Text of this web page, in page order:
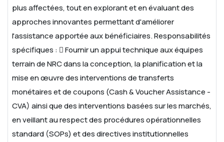
plus affectées, tout en explorant et en évaluant des
approches innovantes permettant d'améliorer
l'assistance apportée aux bénéficiaires.Responsabilités
spécifiques :  Fournir un appui technique aux équipes
terrain de NRC dans la conception, la planification et la
mise en œuvre des interventions de transferts
monétaires et de coupons (Cash & Voucher Assistance -
CVA) ainsi que des interventions basées sur les marchés,
en veillant au respect des procédures opérationnelles
standard (SOPs) et des directives institutionnelles